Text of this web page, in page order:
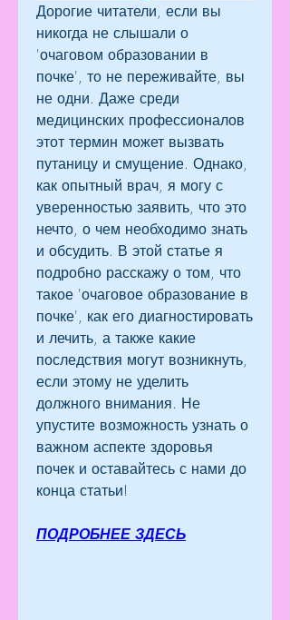
Дорогие читатели, если вы
никогда не слышали о
'очаговом образовании в
почке', то не переживайте, вы
не одни. Даже среди
медицинских профессионалов
этот термин может вызвать
путаницу и смущение. Однако,
как опытный врач, я могу с
уверенностью заявить, что это
нечто, о чем необходимо знать
и обсудить. В этой статье я
подробно расскажу о том, что
такое 'очаговое образование в
почке', как его диагностировать
и лечить, а также какие
последствия могут возникнуть,
если этому не уделить
должного внимания. Не
упустите возможность узнать о
важном аспекте здоровья
почек и оставайтесь с нами до
конца статьи!
ПОДРОБНЕЕ ЗДЕСЬ